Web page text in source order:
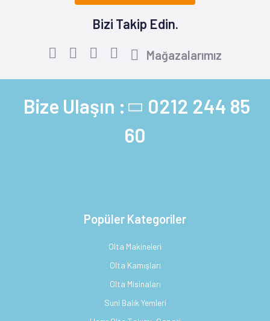
Bizi Takip Edin.
Mağazalarımız
Bize Ulaşın : 0212 244 85
60
Popüler Kategoriler
Olta Makineleri
Olta Kamışları
Olta Misinaları
Suni Balık Yemleri